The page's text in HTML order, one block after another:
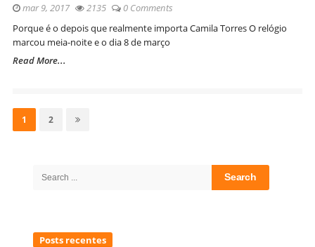
mar 9, 2017 2135
0 Comments
Porque é o depois que realmente importa Camila Torres O relógio
marcou meia-noite e o dia 8 de março
Read More...
por
posts
Page
1 Page
2
Search
Posts recentes